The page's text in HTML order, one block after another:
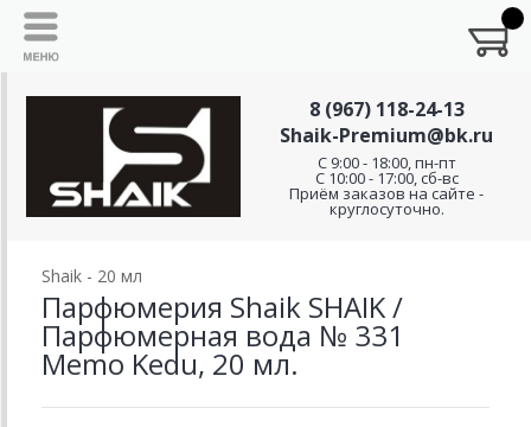
8 (967) 118-24-13
Shaik-Premium@bk.ru
C 9:00 - 18:00, пн-пт
С 10:00 - 17:00, сб-вс
Приём заказов на сайте -
круглосуточно.
Shaik - 20 мл
Парфюмерия Shaik SHAIK /
Парфюмерная вода № 331
Memo Kedu, 20 мл.